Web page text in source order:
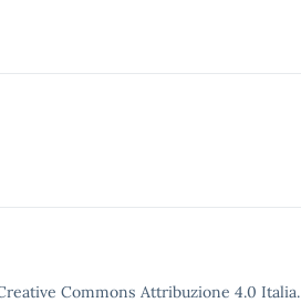
Commons Attribuzione 4.0 Italia.